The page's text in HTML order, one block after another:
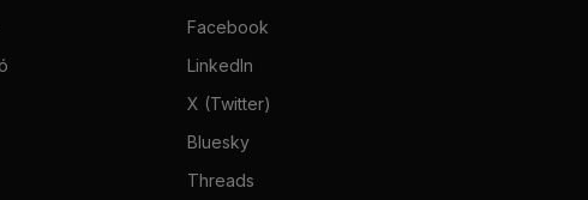
Facebook
LinkedIn
X (Twitter)
Bluesky
Threads